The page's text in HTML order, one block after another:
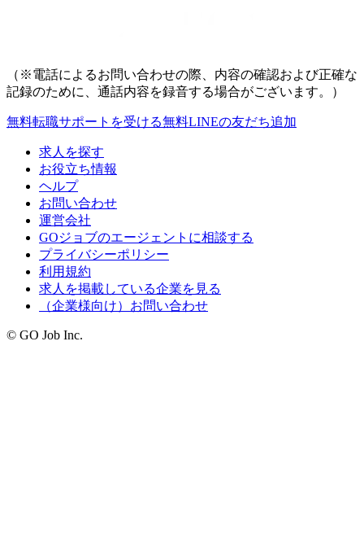
（※電話によるお問い合わせの際、内容の確認および正確な
記録のために、通話内容を録音する場合がございます。）
無料転職サポートを受ける無料LINEの友だち追加
求人を探す
お役立ち情報
ヘルプ
お問い合わせ
運営会社
GOジョブのエージェントに相談する
プライバシーポリシー
利用規約
求人を掲載している企業を見る
（企業様向け）お問い合わせ
© GO Job Inc.